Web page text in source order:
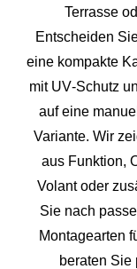
Terrasse
Entscheiden
eine kompakte
mit UV‑Schutz
auf eine
Variante. Wir
aus Funktion,
Volant oder
Sie nach
Montagearten
beraten Sie